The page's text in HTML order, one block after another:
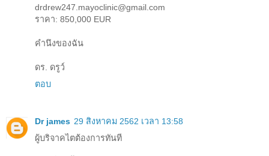
drdrew247.mayoclinic@gmail.com
ราคา: 850,000 EUR
คำนึงของฉัน
ดร. ดรูว์
ตอบ
Dr james 29 สิงหาคม 2562 เวลา 13:58
ผู้บริจาคไตต้องการทันที